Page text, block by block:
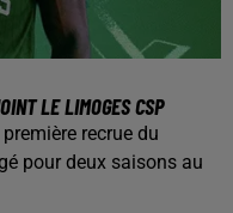
LE LIMOGES CSP
recrue du
pour deux saisons au